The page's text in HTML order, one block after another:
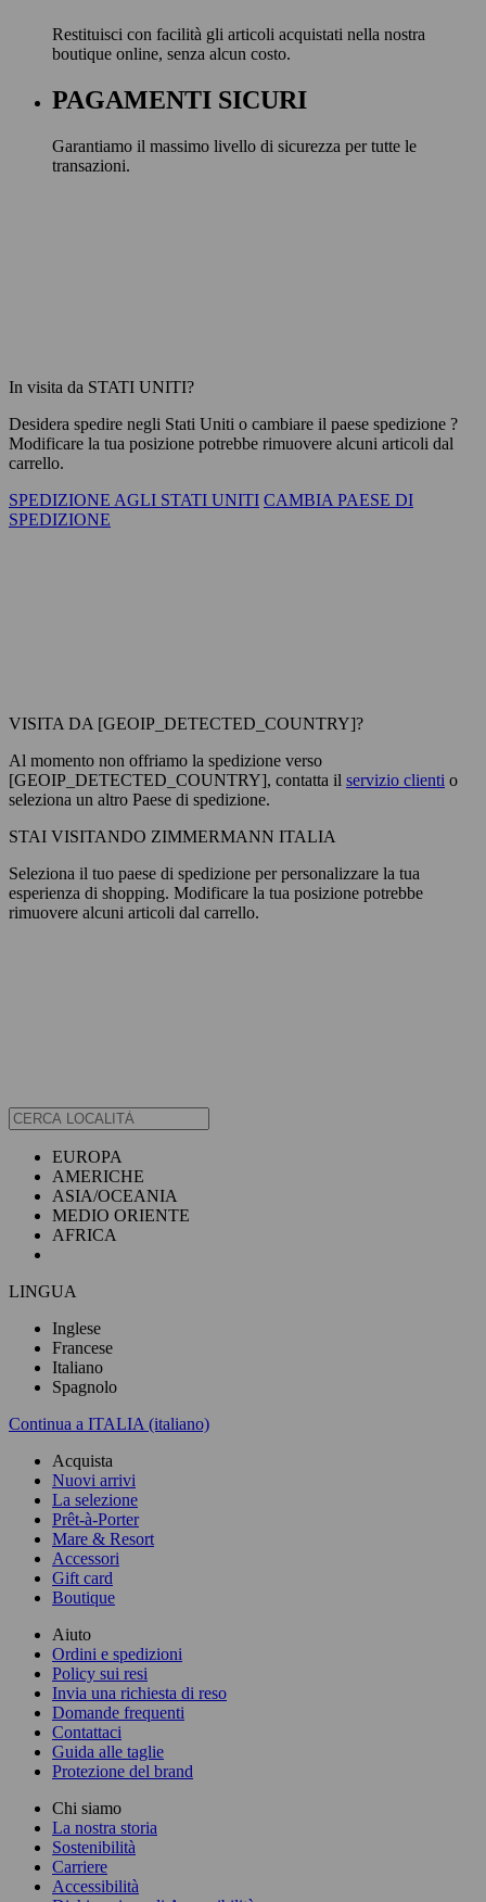
Restituisci con facilità gli articoli acquistati nella nostra
boutique online, senza alcun costo.
PAGAMENTI SICURI
Garantiamo il massimo livello di sicurezza per tutte le
transazioni.
In visita da STATI UNITI?
Desidera spedire negli Stati Uniti o cambiare il paese spedizione ?
Modificare la tua posizione potrebbe rimuovere alcuni articoli dal
carrello.
SPEDIZIONE AGLI STATI UNITI CAMBIA PAESE DI
SPEDIZIONE
VISITA DA [GEOIP_DETECTED_COUNTRY]?
Al momento non offriamo la spedizione verso
[GEOIP_DETECTED_COUNTRY], contatta il servizio clienti o
seleziona un altro Paese di spedizione.
STAI VISITANDO ZIMMERMANN ITALIA
Seleziona il tuo paese di spedizione per personalizzare la tua
esperienza di shopping. Modificare la tua posizione potrebbe
rimuovere alcuni articoli dal carrello.
EUROPA
AMERICHE
ASIA/OCEANIA
MEDIO ORIENTE
AFRICA
LINGUA
Inglese
Francese
Italiano
Spagnolo
Continua a ITALIA (italiano)
Acquista
Nuovi arrivi
La selezione
Prêt-à-Porter
Mare & Resort
Accessori
Gift card
Boutique
Aiuto
Ordini e spedizioni
Policy sui resi
Invia una richiesta di reso
Domande frequenti
Contattaci
Guida alle taglie
Protezione del brand
Chi siamo
La nostra storia
Sostenibilità
Carriere
Accessibilità